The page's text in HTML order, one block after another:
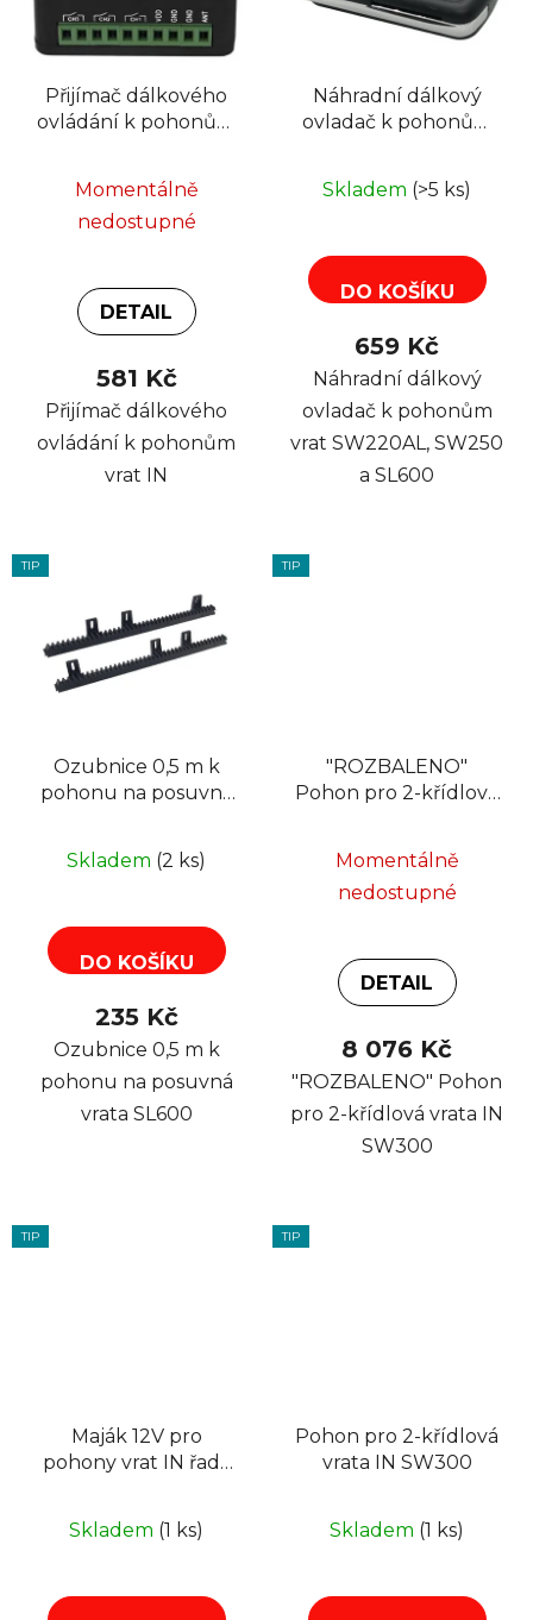
Přijímač dálkového
ovládání k pohonům
Momentálně
nedostupné
DETAIL
581 Kč
Přijímač dálkového
ovládání k pohonům
vrat IN
Náhradní dálkový
ovladač k pohonům
Skladem (>5 ks)
DO KOŠÍKU
659 Kč
Náhradní dálkový
ovladač k pohonům
vrat SW220AL, SW250
a SL600
TIP
Ozubnice 0,5 m k
pohonu na posuvná
Skladem (2 ks)
DO KOŠÍKU
235 Kč
Ozubnice 0,5 m k
pohonu na posuvná
vrata SL600
TIP
"ROZBALENO"
Pohon pro 2-křídlová
Momentálně
nedostupné
DETAIL
8 076 Kč
"ROZBALENO" Pohon
pro 2-křídlová vrata IN
SW300
TIP
Maják 12V pro
pohony vrat IN řady
Skladem (1 ks)
TIP
Pohon pro 2-křídlová
vrata IN SW300
Skladem (1 ks)